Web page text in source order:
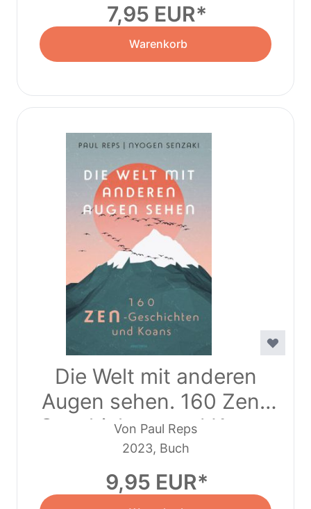
7,95 EUR
Warenkorb
Die Welt mit anderen
Augen sehen. 160 Zen-
Geschichten und Koans
Von Paul Reps
2023, Buch
9,95 EUR